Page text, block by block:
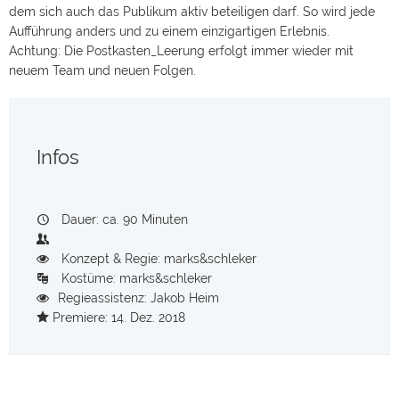
dem sich auch das Publikum aktiv beteiligen darf. So wird jede
Aufführung anders und zu einem einzigartigen Erlebnis.
Achtung: Die Postkasten_Leerung erfolgt immer wieder mit
neuem Team und neuen Folgen.
Infos
Dauer: ca. 90 Minuten
Konzept & Regie: marks&schleker
Kostüme: marks&schleker
Regieassistenz: Jakob Heim
Premiere: 14. Dez. 2018